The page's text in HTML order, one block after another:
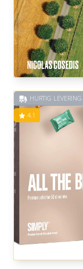
HURTIG LEVERING
4.1